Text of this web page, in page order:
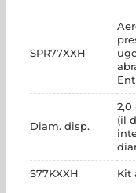
SPR77XXH
Diam. disp.
2,0
(il
S77KXXH Kit